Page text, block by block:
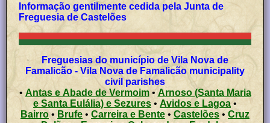
Informação gentilmente cedida pela Junta de
Freguesia de Castelões
Freguesias do município de Vila Nova de
Famalicão - Vila Nova de Famalicão municipality
civil parishes
• Antas e Abade de Vermoim•Arnoso (Santa Maria
e Santa Eulália) e Sezures• Avidos e Lagoa•
Bairro• Brufe • Carreira e Bente • Castelões • Cruz